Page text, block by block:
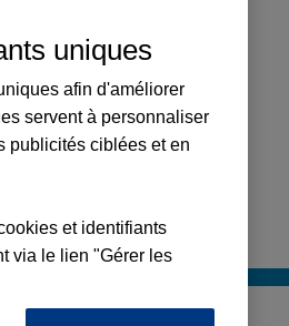
uniques
afin d'améliorer
servent à personnaliser
publicités ciblées et en
et identifiants
via le lien "Gérer les